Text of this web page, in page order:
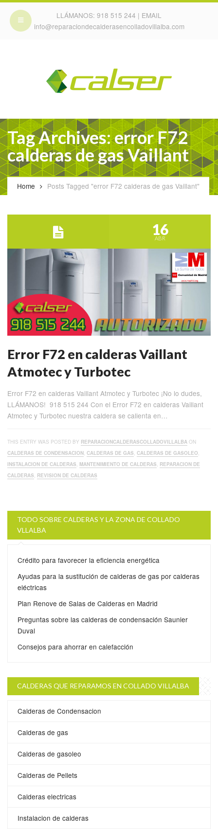
LLÁMANOS: 918 515 244 | EMAIL
info@reparaciondecalderasencolladovillalba.com
Tag Archives: error F72
calderas de gas Vaillant
Home Posts Tagged "error F72 calderas de gas Vaillant"
16
ABR
Error F72 en calderas Vaillant
Atmotec y Turbotec
Error F72 en calderas Vaillant Atmotec y Turbotec ¡No lo dudes,
LLÁMANOS! 918 515 244 Con el Error F72 en calderas Vaillant
Atmotec y Turbotec nuestra caldera se calienta en…
THIS ENTRY WAS POSTED BY REPARACIONCALDERASCOLLADOVILLALBA ON
CALDERAS DE CONDENSACION, CALDERAS DE GAS, CALDERAS DE GASOLEO,
INSTALACION DE CALDERAS, MANTENIMIENTO DE CALDERAS, REPARACION DE
CALDERAS, REVISION DE CALDERAS
TODO SOBRE CALDERAS Y LA ZONA DE COLLADO
VLLALBA
Crédito para favorecer la eficiencia energética
Ayudas para la sustitución de calderas de gas por calderas
eléctricas
Plan Renove de Salas de Calderas en Madrid
Preguntas sobre las calderas de condensación Saunier
Duval
Consejos para ahorrar en calefacción
CALDERAS QUE REPARAMOS EN COLLADO VILLALBA
Calderas de Condensacion
Calderas de gas
Calderas de gasoleo
Calderas de Pellets
Calderas electricas
Instalacion de calderas